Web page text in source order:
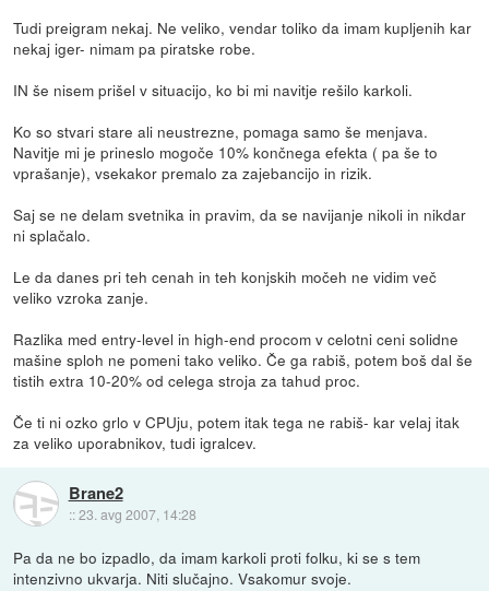
Tudi preigram nekaj. Ne veliko, vendar toliko da imam kupljenih kar
nekaj iger- nimam pa piratske robe.
IN še nisem prišel v situacijo, ko bi mi navitje rešilo karkoli.
Ko so stvari stare ali neustrezne, pomaga samo še menjava.
Navitje mi je prineslo mogoče 10% končnega efekta ( pa še to
vprašanje), vsekakor premalo za zajebancijo in rizik.
Saj se ne delam svetnika in pravim, da se navijanje nikoli in nikdar
ni splačalo.
Le da danes pri teh cenah in teh konjskih močeh ne vidim več
veliko vzroka zanje.
Razlika med entry-level in high-end procom v celotni ceni solidne
mašine sploh ne pomeni tako veliko. Če ga rabiš, potem boš dal še
tistih extra 10-20% od celega stroja za tahud proc.
Če ti ni ozko grlo v CPUju, potem itak tega ne rabiš- kar velaj itak
za veliko uporabnikov, tudi igralcev.
Brane2
::23. avg 2007, 14:28
Pa da ne bo izpadlo, da imam karkoli proti folku, ki se s tem
intenzivno ukvarja. Niti slučajno. Vsakomur svoje.